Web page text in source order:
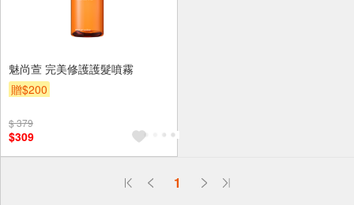
魅尚萱 完美修護護髮噴霧
贈$200
$ 379
$309
1
偏遠地區配送